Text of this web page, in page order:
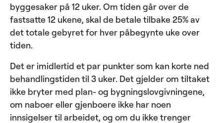
byggesaker på 12 uker. Om tiden går over de
fastsatte 12 ukene, skal de betale tilbake 25% av
det totale gebyret for hver påbegynte uke over
tiden.
Det er imidlertid et par punkter som kan korte ned
behandlingstiden til 3 uker. Det gjelder om tiltaket
ikke bryter med plan- og bygningslovgivningene,
om naboer eller gjenboere ikke har noen
innsigelser til arbeidet, og om du ikke trenger